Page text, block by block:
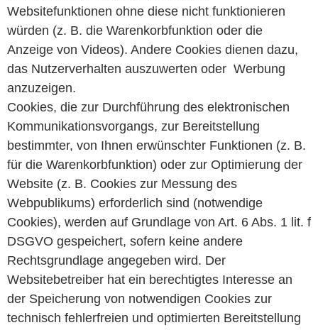
Websitefunktionen ohne diese nicht funktionieren
würden (z. B. die Warenkorbfunktion oder die
Anzeige von Videos). Andere Cookies dienen dazu,
das Nutzerverhalten auszuwerten oder Werbung
anzuzeigen.
Cookies, die zur Durchführung des elektronischen
Kommunikationsvorgangs, zur Bereitstellung
bestimmter, von Ihnen erwünschter Funktionen (z. B.
für die Warenkorbfunktion) oder zur Optimierung der
Website (z. B. Cookies zur Messung des
Webpublikums) erforderlich sind (notwendige
Cookies), werden auf Grundlage von Art. 6 Abs. 1 lit. f
DSGVO gespeichert, sofern keine andere
Rechtsgrundlage angegeben wird. Der
Websitebetreiber hat ein berechtigtes Interesse an
der Speicherung von notwendigen Cookies zur
technisch fehlerfreien und optimierten Bereitstellung